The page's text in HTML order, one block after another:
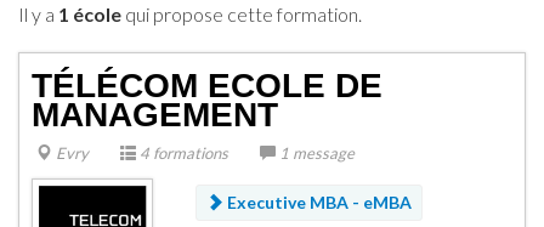
Il y a 1 école qui propose cette formation.
TÉLÉCOM ECOLE DE
MANAGEMENT
Evry 4 formations 1 message
Executive MBA - eMBA